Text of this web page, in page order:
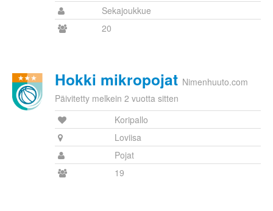
Sekajoukkue
20
Hokki mikropojat Nimenhuuto.com
Päivitetty melkein 2 vuotta sitten
Koripallo
Loviisa
Pojat
19